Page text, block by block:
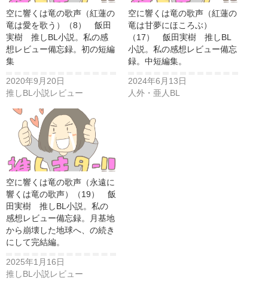
空に響くは竜の歌声（紅蓮の
竜は愛を歌う）（8） 飯田
実樹 推しBL小説。私の感
想レビュー備忘録。初の短編
集
2020年9月20日
推しBL小説レビュー
空に響くは竜の歌声（紅蓮の
竜は甘夢にほころぶ）
（17） 飯田実樹 推しBL
小説。私の感想レビュー備忘
録。中短編集。
2024年6月13日
人外・亜人BL
空に響くは竜の歌声（永遠に
響くは竜の歌声）（19） 飯
田実樹 推しBL小説。私の
感想レビュー備忘録。月基地
から崩壊した地球へ、の続き
にして完結編。
2025年1月16日
推しBL小説レビュー